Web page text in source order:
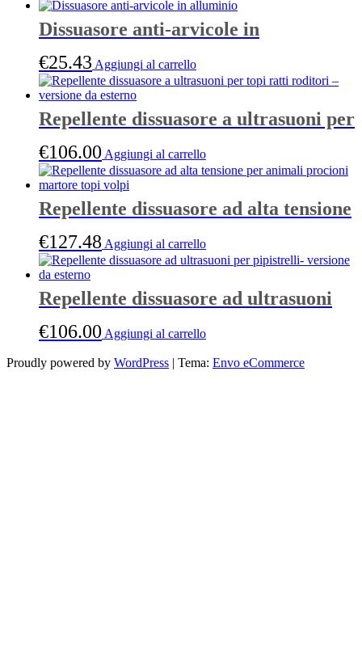
Dissuasore anti-arvicole in
alluminio
€25.43 Aggiungi al carrello
Repellente dissuasore a ultrasuoni per
topi ratti roditori – versione da
esterno
€106.00 Aggiungi al carrello
Repellente dissuasore ad alta tensione
per animali procioni martore topi
volpi
€127.48 Aggiungi al carrello
Repellente dissuasore ad ultrasuoni
per pipistrelli- versione da esterno
€106.00 Aggiungi al carrello
Proudly powered by WordPress | Tema: Envo eCommerce